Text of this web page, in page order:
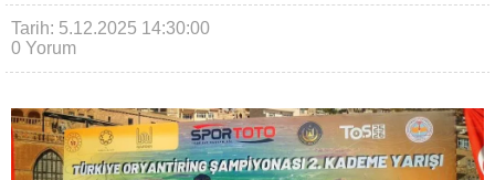
Tarih: 5.12.2025 14:30:00
0 Yorum